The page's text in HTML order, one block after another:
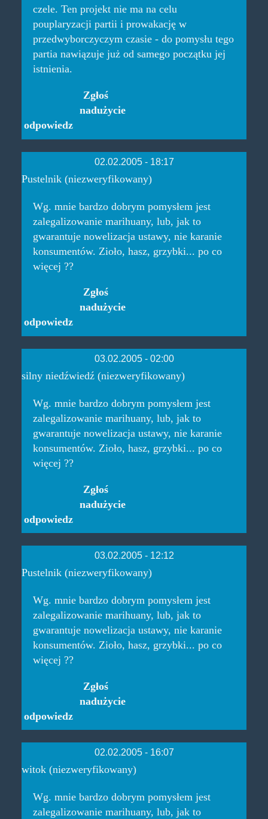
czele. Ten projekt nie ma na celu
pouplaryzacji partii i prowakację w
przedwyborczyczym czasie - do pomysłu tego
partia nawiązuje już od samego początku jej
istnienia.
odpowiedz
Zgłoś
nadużycie
02.02.2005 - 18:17
Pustelnik (niezweryfikowany)
Wg. mnie bardzo dobrym pomysłem jest
zalegalizowanie marihuany, lub, jak to
gwarantuje nowelizacja ustawy, nie karanie
konsumentów. Zioło, hasz, grzybki... po co
więcej ??
odpowiedz
Zgłoś
nadużycie
03.02.2005 - 02:00
silny niedźwiedź (niezweryfikowany)
Wg. mnie bardzo dobrym pomysłem jest
zalegalizowanie marihuany, lub, jak to
gwarantuje nowelizacja ustawy, nie karanie
konsumentów. Zioło, hasz, grzybki... po co
więcej ??
odpowiedz
Zgłoś
nadużycie
03.02.2005 - 12:12
Pustelnik (niezweryfikowany)
Wg. mnie bardzo dobrym pomysłem jest
zalegalizowanie marihuany, lub, jak to
gwarantuje nowelizacja ustawy, nie karanie
konsumentów. Zioło, hasz, grzybki... po co
więcej ??
odpowiedz
Zgłoś
nadużycie
02.02.2005 - 16:07
witok (niezweryfikowany)
Wg. mnie bardzo dobrym pomysłem jest
zalegalizowanie marihuany, lub, jak to